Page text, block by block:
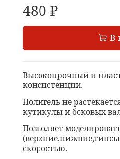
480 ₽
В
Высокопрочный и
консистенции.
Полигель не
кутикулы и боковых
Позволяет
скоростью.